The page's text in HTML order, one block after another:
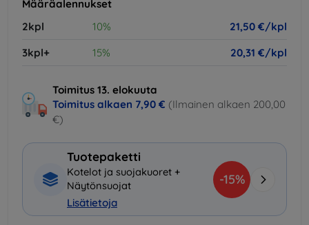
Määräalennukset
2kpl
10%
21,50 €/kpl
3kpl+
15% 20,31 €/kpl
Toimitus 13. elokuuta
Toimitus alkaen 7,90 € (Ilmainen alkaen 200,00
€)
Tuotepaketti
Kotelot ja suojakuoret +
Näytönsuojat
Lisätietoja
-15%